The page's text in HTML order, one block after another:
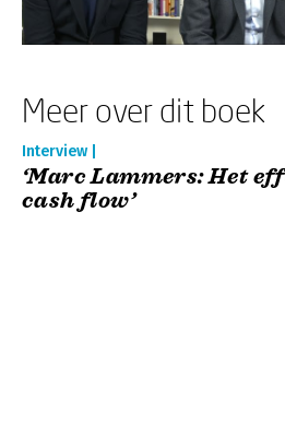
Meer over dit boek
Interview |
‘Marc Lammers: Het
cash flow’